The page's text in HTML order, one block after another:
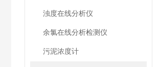
浊度在线分析仪
余氯在线分析检测仪
污泥浓度计